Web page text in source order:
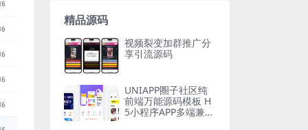
精品源码
视频裂变加群推广分
享引流源码
UNIAPP圈子社区纯
前端万能源码模板 H
5小程序APP多端兼容